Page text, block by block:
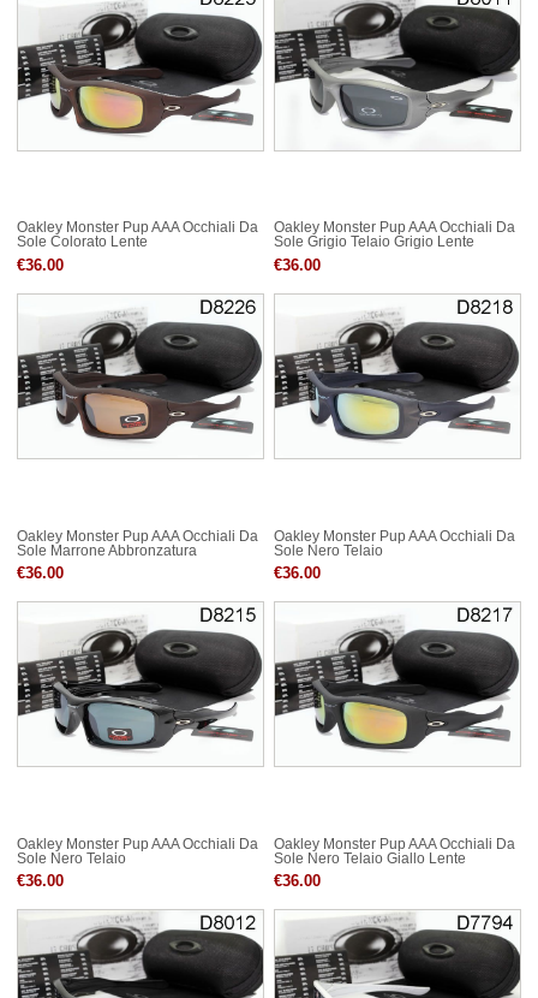
Oakley Monster Pup AAA Occhiali Da
Sole Colorato Lente
€36.00
Oakley Monster Pup AAA Occhiali Da
Sole Grigio Telaio Grigio Lente
€36.00
Oakley Monster Pup AAA Occhiali Da
Sole Marrone Abbronzatura
€36.00
Oakley Monster Pup AAA Occhiali Da
Sole Nero Telaio
€36.00
Oakley Monster Pup AAA Occhiali Da
Sole Nero Telaio
€36.00
Oakley Monster Pup AAA Occhiali Da
Sole Nero Telaio Giallo Lente
€36.00